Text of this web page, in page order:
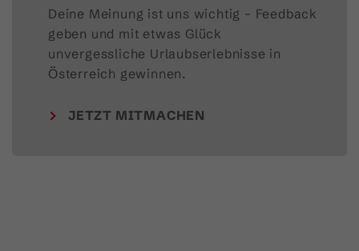
Deine Meinung ist uns wichtig – Feedback
geben und mit etwas Glück
unvergessliche Urlaubserlebnisse in
Österreich gewinnen.
JETZT MITMACHEN